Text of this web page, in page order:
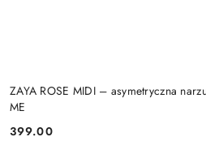
ZAYA ROSE MIDI – asymetryczna
ME
Cena:
399.00